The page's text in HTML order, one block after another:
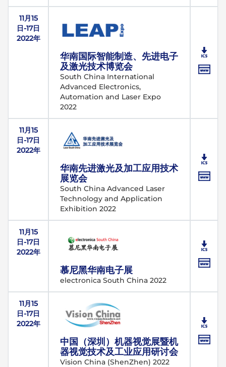
11月15
日-17日
2022年
华南国际智能制造、先进电子
及激光技术博览会
South China International
Advanced Electronics,
Automation and Laser Expo
2022
11月15
日-17日
2022年
华南先进激光及加工应用技术
展览会
South China Advanced Laser
Technology and Application
Exhibition 2022
11月15
日-17日
2022年
慕尼黑华南电子展
electronica South China 2022
11月15
日-17日
2022年
中国（深圳）机器视觉展暨机
器视觉技术及工业应用研讨会
Vision China (ShenZhen) 2022